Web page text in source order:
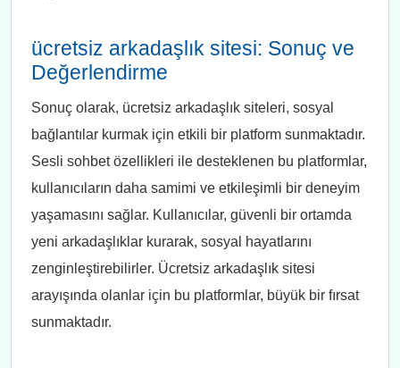
ücretsiz arkadaşlık sitesi: Sonuç ve
Değerlendirme
Sonuç olarak, ücretsiz arkadaşlık siteleri, sosyal
bağlantılar kurmak için etkili bir platform sunmaktadır.
Sesli sohbet özellikleri ile desteklenen bu platformlar,
kullanıcıların daha samimi ve etkileşimli bir deneyim
yaşamasını sağlar. Kullanıcılar, güvenli bir ortamda
yeni arkadaşlıklar kurarak, sosyal hayatlarını
zenginleştirebilirler. Ücretsiz arkadaşlık sitesi
arayışında olanlar için bu platformlar, büyük bir fırsat
sunmaktadır.